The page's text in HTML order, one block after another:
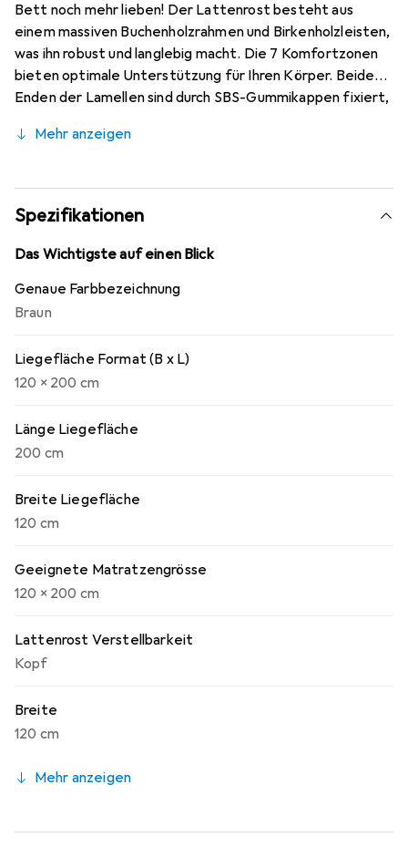
Bett noch mehr lieben! Der Lattenrost besteht aus
einem massiven Buchenholzrahmen und Birkenholzleisten,
was ihn robust und langlebig macht. Die 7 Komfortzonen
bieten optimale Unterstützung für Ihren Körper. Beide
Enden der Lamellen sind durch SBS-Gummikappen fixiert,
gewährleisten. Dank der 4 verstellbaren Doppellamellen
Bedürfnisse angepasst werden. Das Kopfteil ist
verstellbar, sodass Sie bequem lesen oder fernsehen
können. Die Montage ist einfach. Bitte beachten Sie,
dass im Lieferumfang nur ein Lattenrost enthalten ist;
Mehr anzeigen
Spezifikationen
Das Wichtigste auf einen Blick
Genaue Farbbezeichnung
Braun
Liegefläche Format (B x L)
120 x 200 cm
Länge Liegefläche
200 cm
Breite Liegefläche
120 cm
Geeignete Matratzengrösse
120 x 200 cm
Lattenrost Verstellbarkeit
Kopf
Breite
120 cm
Mehr anzeigen